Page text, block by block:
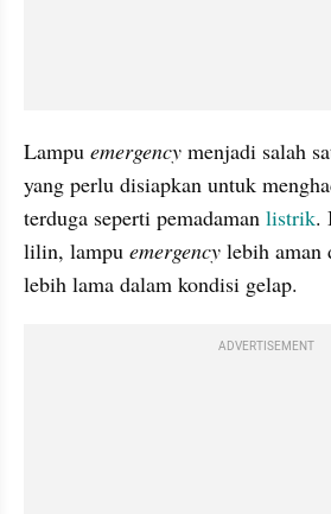
Lampu emergency menjadi salah
yang perlu disiapkan untuk
terduga seperti pemadaman listrik.
lilin, lampu emergency lebih aman
lebih lama dalam kondisi gelap.
ADVERTISEMENT